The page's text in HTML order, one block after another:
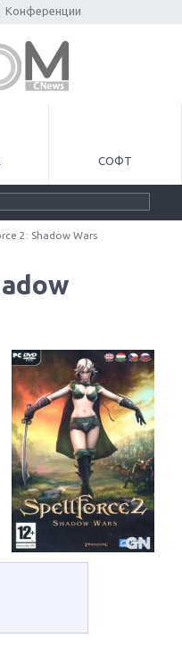
Конференции
СОФТ
2: Shadow Wars